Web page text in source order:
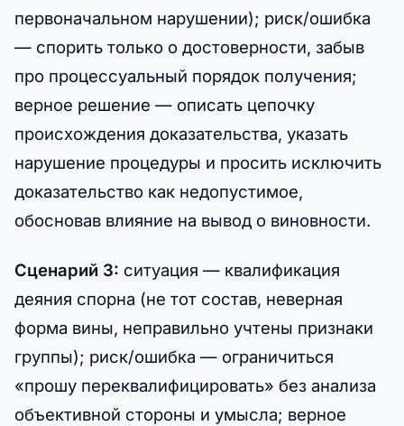
первоначальном нарушении); риск/ошибка
— спорить только о достоверности, забыв
про процессуальный порядок получения;
верное решение — описать цепочку
происхождения доказательства, указать
нарушение процедуры и просить исключить
доказательство как недопустимое,
обосновав влияние на вывод о виновности.
Сценарий 3: ситуация — квалификация
деяния спорна (не тот состав, неверная
форма вины, неправильно учтены признаки
группы); риск/ошибка — ограничиться
«прошу переквалифицировать» без анализа
объективной стороны и умысла; верное